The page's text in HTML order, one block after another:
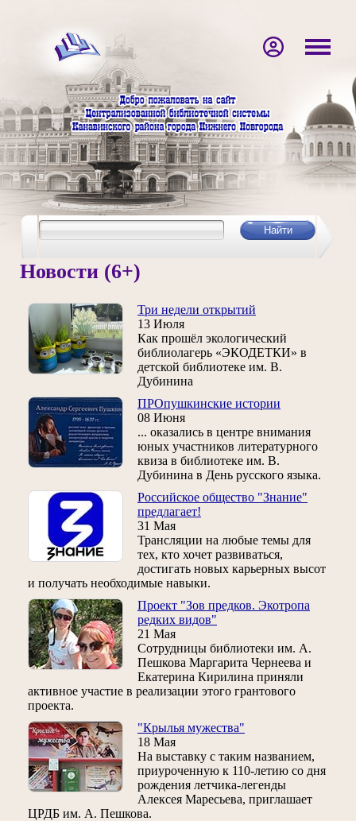
Новости (6+)
Три недели открытий
13 Июля
Как прошёл экологический
библиолагерь «ЭКОДЕТКИ» в
детской библиотеке им. В.
Дубинина
ПРОпушкинские истории
08 Июня
... оказались в центре внимания
юных участников литературного
квиза в библиотеке им. В.
Дубинина в День русского языка.
Российское общество "Знание"
предлагает!
31 Мая
Трансляции на любые темы для
тех, кто хочет развиваться,
достигать новых карьерных высот
и получать необходимые навыки.
Проект "Зов предков. Экотропа
редких видов"
21 Мая
Сотрудницы библиотеки им. А.
Пешкова Маргарита Чернеева и
Екатерина Кирилина приняли
активное участие в реализации этого грантового
проекта.
"Крылья мужества"
18 Мая
На выставку с таким названием,
приуроченную к 110-летию со дня
рождения летчика-легенды
Алексея Маресьева, приглашает
ЦРДБ им. А. Пешкова.